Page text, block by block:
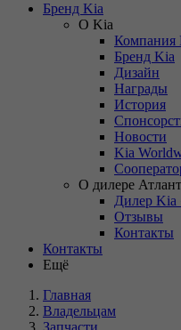
Бренд Kia
О Kia
Компания
Бренд Kia
Дизайн
Награды
История
Новости
Kia
О дилере
Дилер
Отзывы
Контакты
Контакты
Ещё
Главная
Владельцам
Запчасти